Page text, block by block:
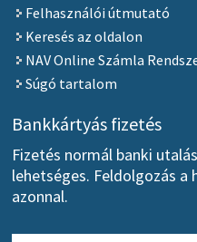
Felhasználói útmutató
Keresés az oldalon
NAV Online Számla
Súgó tartalom
Bankkártyás fizetés
Fizetés normál banki
lehetséges. Feldolgozás a
azonnal.